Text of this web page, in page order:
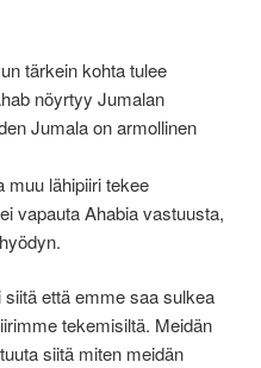
tärkein kohta tulee
nöyrtyy Jumalan
Jumala on armollinen
muu lähipiiri tekee
vapauta Ahabia vastuusta,
että emme saa sulkea
tekemisiltä. Meidän
siitä miten meidän